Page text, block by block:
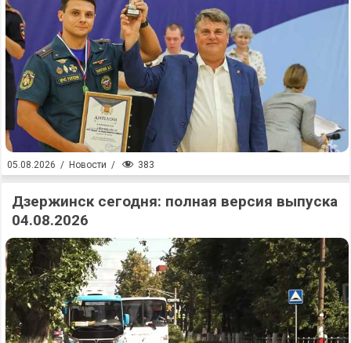
05.08.2026 / Новости / 383
Дзержинск сегодня: полная версия выпуска
04.08.2026